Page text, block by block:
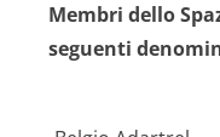
Membri dello
seguenti